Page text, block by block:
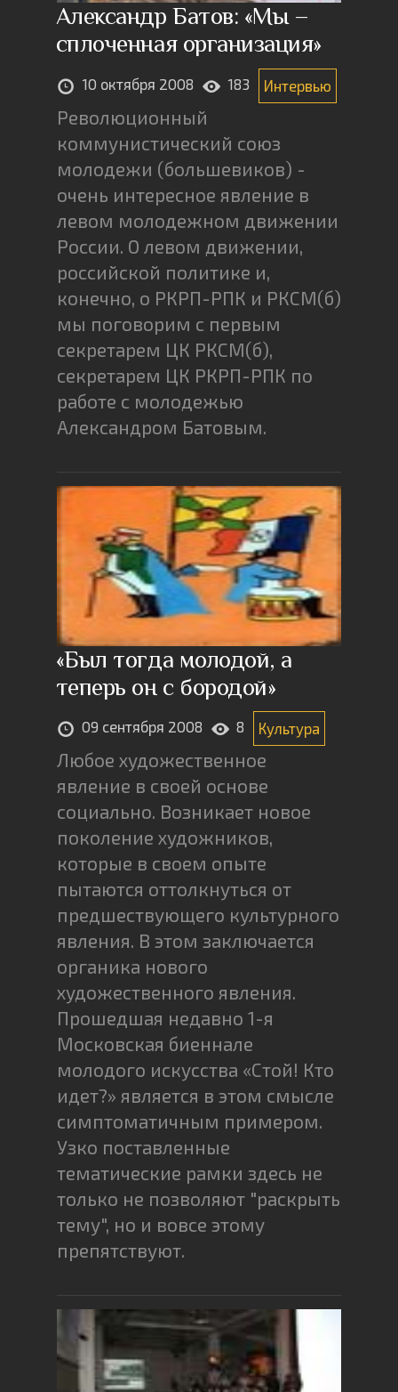
Александр Батов: «Мы –
сплоченная организация»
10 октября 2008 183 Интервью
Революционный
коммунистический союз
молодежи (большевиков) -
очень интересное явление в
левом молодежном движении
России. О левом движении,
российской политике и,
конечно, о РКРП-РПК и РКСМ(б)
мы поговорим с первым
секретарем ЦК РКСМ(б),
секретарем ЦК РКРП-РПК по
работе с молодежью
Александром Батовым.
«Был тогда молодой, а
теперь он с бородой»
09 сентября 2008 8 Культура
Любое художественное
явление в своей основе
социально. Возникает новое
поколение художников,
которые в своем опыте
пытаются оттолкнуться от
предшествующего культурного
явления. В этом заключается
органика нового
художественного явления.
Прошедшая недавно 1-я
Московская биеннале
молодого искусства «Стой! Кто
идет?» является в этом смысле
симптоматичным примером.
Узко поставленные
тематические рамки здесь не
только не позволяют "раскрыть
тему", но и вовсе этому
препятствуют.